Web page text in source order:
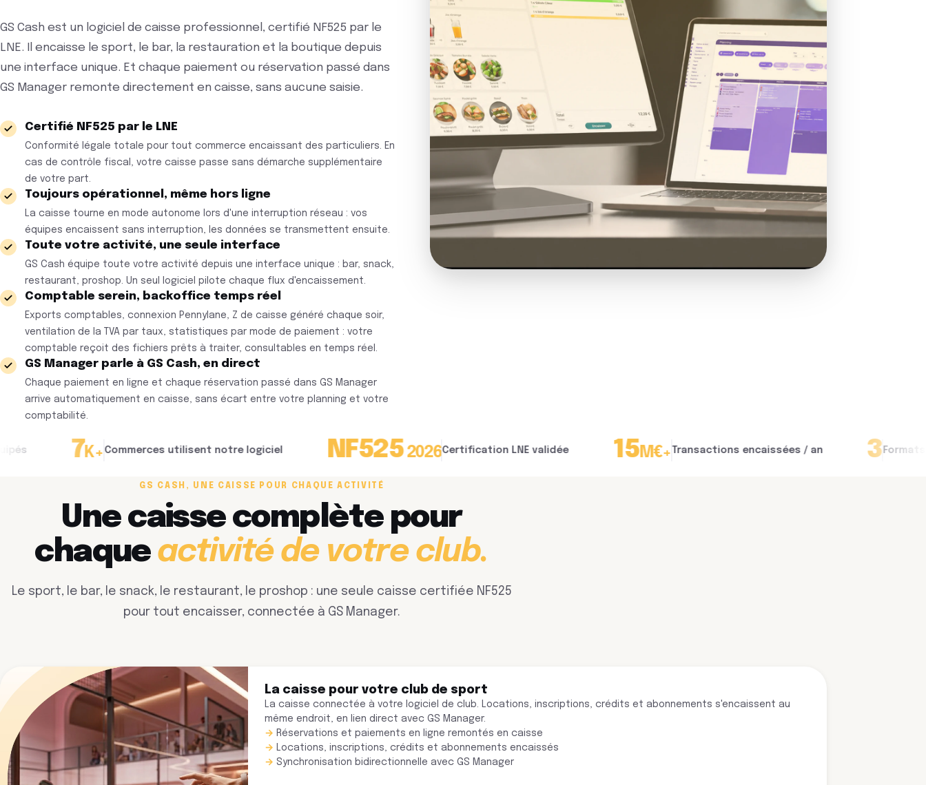
GS Cash est un logiciel de caisse professionnel, certifié NF525 par le
LNE. Il encaisse le sport, le bar, la restauration et la boutique depuis
une interface unique. Et chaque paiement ou réservation passé dans
GS Manager remonte directement en caisse, sans aucune saisie.
Certifié NF525 par le LNE
Conformité légale totale pour tout commerce encaissant des particuliers. En
cas de contrôle fiscal, votre caisse passe sans démarche supplémentaire
de votre part.
Toujours opérationnel, même hors ligne
La caisse tourne en mode autonome lors d'une interruption réseau : vos
équipes encaissent sans interruption, les données se transmettent ensuite.
Toute votre activité, une seule interface
GS Cash équipe toute votre activité depuis une interface unique : bar, snack,
restaurant, proshop. Un seul logiciel pilote chaque flux d'encaissement.
Comptable serein, backoffice temps réel
Exports comptables, connexion Pennylane, Z de caisse généré chaque soir,
ventilation de la TVA par taux, statistiques par mode de paiement : votre
comptable reçoit des fichiers prêts à traiter, consultables en temps réel.
GS Manager parle à GS Cash, en direct
Chaque paiement en ligne et chaque réservation passé dans GS Manager
arrive automatiquement en caisse, sans écart entre votre planning et votre
comptabilité.
7 Commerces utilisent notre logiciel NF525 2026Certification LNE validée 15 Transactions encaissées / an 3 Formats matériel
GS CASH, UNE CAISSE POUR CHAQUE ACTIVITÉ
Une caisse complète pour
chaque activité de votre club.
Le sport, le bar, le snack, le restaurant, le proshop : une seule caisse certifiée NF525
pour tout encaisser, connectée à GS Manager.
La caisse pour votre club de sport
La caisse connectée à votre logiciel de club. Locations, inscriptions, crédits et abonnements s'encaissent au
même endroit, en lien direct avec GS Manager.
Réservations et paiements en ligne remontés en caisse
Locations, inscriptions, crédits et abonnements encaissés
Synchronisation bidirectionnelle avec GS Manager